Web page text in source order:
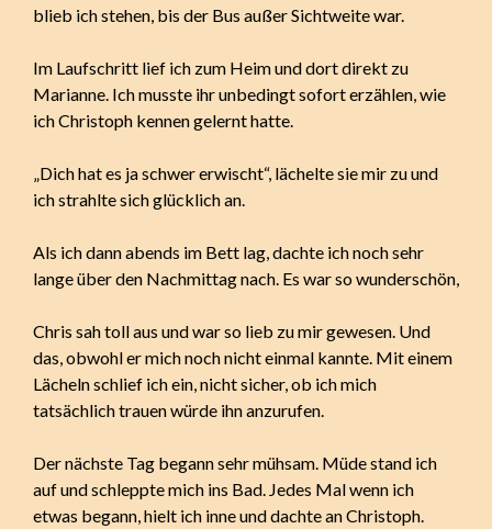
blieb ich stehen, bis der Bus außer Sichtweite war.
Im Laufschritt lief ich zum Heim und dort direkt zu
Marianne. Ich musste ihr unbedingt sofort erzählen, wie
ich Christoph kennen gelernt hatte.
„Dich hat es ja schwer erwischt“, lächelte sie mir zu und
ich strahlte sich glücklich an.
Als ich dann abends im Bett lag, dachte ich noch sehr
lange über den Nachmittag nach. Es war so wunderschön,
Chris sah toll aus und war so lieb zu mir gewesen. Und
das, obwohl er mich noch nicht einmal kannte. Mit einem
Lächeln schlief ich ein, nicht sicher, ob ich mich
tatsächlich trauen würde ihn anzurufen.
Der nächste Tag begann sehr mühsam. Müde stand ich
auf und schleppte mich ins Bad. Jedes Mal wenn ich
etwas begann, hielt ich inne und dachte an Christoph.